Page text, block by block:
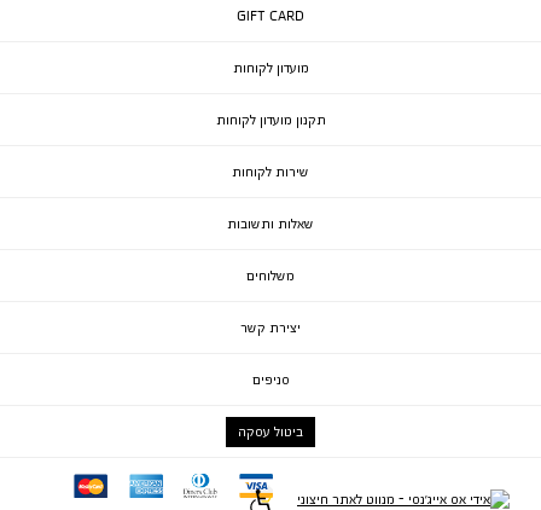
GIFT CARD
מועדון לקוחות
תקנון מועדון לקוחות
שירות לקוחות
שאלות ותשובות
משלוחים
יצירת קשר
סניפים
ביטול עסקה
visa
diners
ae
mc